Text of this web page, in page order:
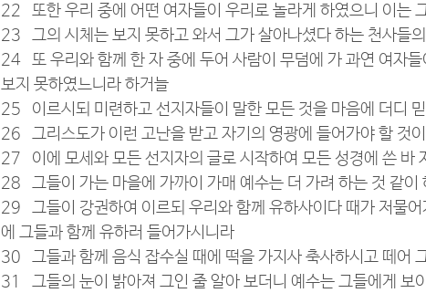
22   또한 우리 중에 어떤 여자들이 우리로 놀라게 하였으니 이는
23   그의 시체는 보지 못하고 와서 그가 살아나셨다 하는 천사들
24   또 우리와 함께 한 자 중에 두어 사람이 무덤에 가 과연 여자
보지 못하였느니라 하거늘
25   이르시되 미련하고 선지자들이 말한 모든 것을 마음에 더디
26   그리스도가 이런 고난을 받고 자기의 영광에 들어가야 할 것
27   이에 모세와 모든 선지자의 글로 시작하여 모든 성경에 쓴 바
28   그들이 가는 마을에 가까이 가매 예수는 더 가려 하는 것 같이
29   그들이 강권하여 이르되 우리와 함께 유하사이다 때가 저물
에 그들과 함께 유하러 들어가시니라
30   그들과 함께 음식 잡수실 때에 떡을 가지사 축사하시고 떼어
31   그들의 눈이 밝아져 그인 줄 알아 보더니 예수는 그들에게 보